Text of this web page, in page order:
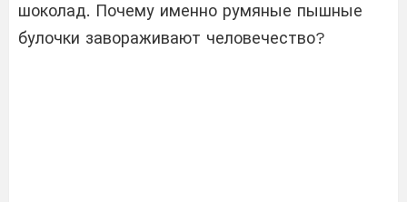
шоколад. Почему именно румяные пышные
булочки завораживают человечество?